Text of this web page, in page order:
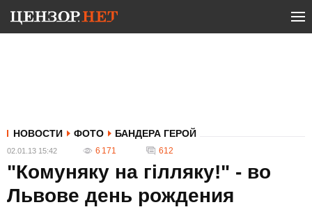
НОВОСТИ ФОТО БАНДЕРА ГЕРОЙ
02.01.13 15:42 6 171 612
"Комуняку на гілляку!" - во
Львове день рождения